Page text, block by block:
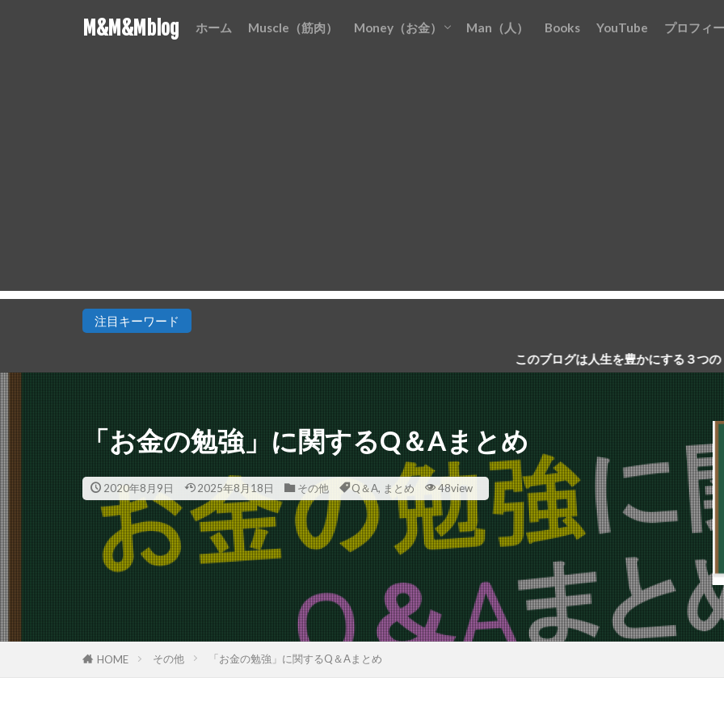
M&M&Mblog ホーム Muscle（筋肉） Money（お金） Man（人） Books YouTube プロフィ
注目キーワード
このブログは人生を豊かにする３つの『M』につい
「お金の勉強」に関するQ＆Aまとめ
2020年8月9日 2025年8月18日 その他 Q＆A, まとめ 48view
HOME その他 「お金の勉強」に関するQ＆Aまとめ